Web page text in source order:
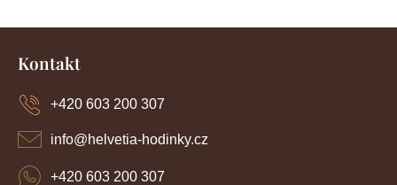
ý
k
n
Z
Kontakt
info@helvetia-hodinky.cz
+420 603 200 307
+420 603 200 307